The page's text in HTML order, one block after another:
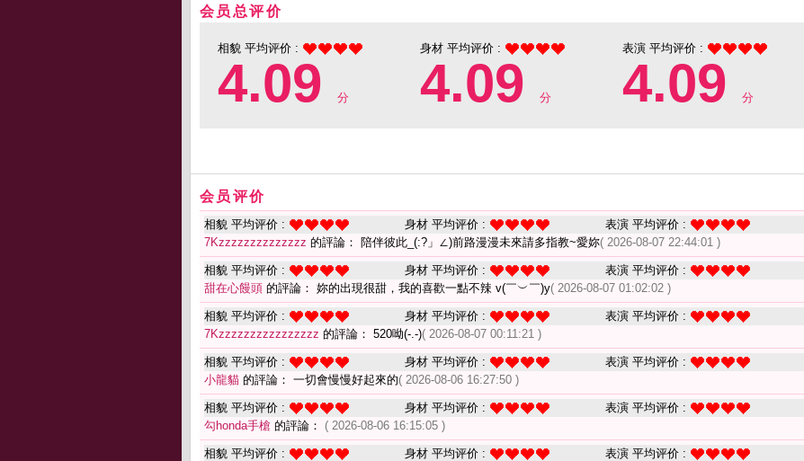
会员总评价
相貌 平均评价 :
4.09 分
身材 平均评价 :
4.09 分
表演 平均评价 :
4.09 分
会员评价
相貌 平均评价 : 身材 平均评价 : 表演 平均评价 :
7Kzzzzzzzzzzzzzz 的評論： 陪伴彼此_(:?」∠)前路漫漫未來請多指教~愛妳( 2026-08-07 22:44:01 )
相貌 平均评价 : 身材 平均评价 : 表演 平均评价 :
甜在心饅頭 的評論： 妳的出現很甜，我的喜歡一點不辣 v(￣︶￣)y( 2026-08-07 01:02:02 )
相貌 平均评价 : 身材 平均评价 : 表演 平均评价 :
7Kzzzzzzzzzzzzzzzz 的評論： 520呦(-.-)( 2026-08-07 00:11:21 )
相貌 平均评价 : 身材 平均评价 : 表演 平均评价 :
小龍貓 的評論： 一切會慢慢好起來的( 2026-08-06 16:27:50 )
相貌 平均评价 : 身材 平均评价 : 表演 平均评价 :
勾honda手槍 的評論： ( 2026-08-06 16:15:05 )
相貌 平均评价 : 身材 平均评价 : 表演 平均评价 :